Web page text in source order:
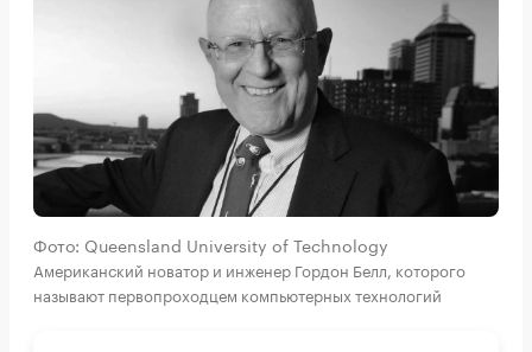
Фото: Queensland University of Technology
Американский новатор и инженер Гордон Белл, которого
называют первопроходцем компьютерных технологий